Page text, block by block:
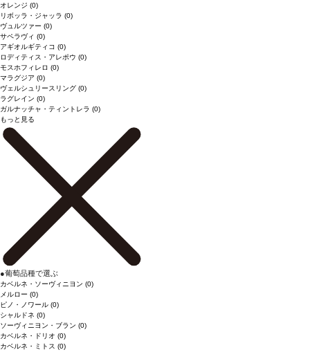
オレンジ (0)
リボッラ・ジャッラ (0)
ヴュルツァー (0)
サペラヴィ (0)
アギオルギティコ (0)
ロディティス・アレポウ (0)
モスホフィレロ (0)
マラグジア (0)
ヴェルシュリースリング (0)
ラグレイン (0)
ガルナッチャ・ティントレラ (0)
もっと見る
●葡萄品種で選ぶ
カベルネ・ソーヴィニヨン (0)
メルロー (0)
ピノ・ノワール (0)
シャルドネ (0)
ソーヴィニヨン・ブラン (0)
カベルネ・ドリオ (0)
カベルネ・ミトス (0)